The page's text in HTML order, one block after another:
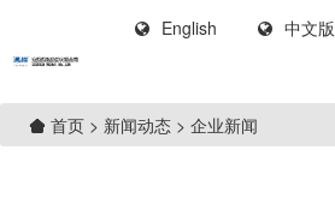
English 中文版
首页 > 新闻动态 > 企业新闻